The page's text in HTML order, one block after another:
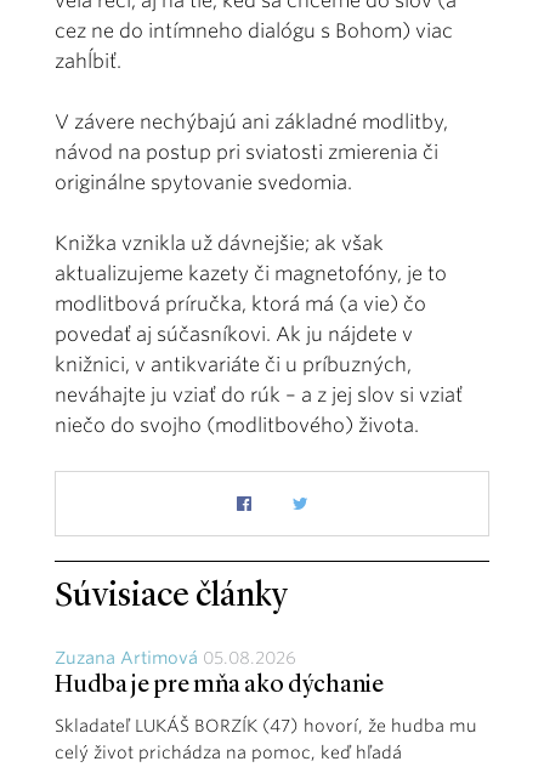
cez ne do intímneho dialógu s Bohom) viac
zahĺbiť.
V závere nechýbajú ani základné modlitby,
návod na postup pri sviatosti zmierenia či
originálne spytovanie svedomia.
Knižka vznikla už dávnejšie; ak však
aktualizujeme kazety či magnetofóny, je to
modlitbová príručka, ktorá má (a vie) čo
povedať aj súčasníkovi. Ak ju nájdete v
knižnici, v antikvariáte či u príbuzných,
neváhajte ju vziať do rúk – a z jej slov si vziať
niečo do svojho (modlitbového) života.
Súvisiace články
Zuzana Artimová 05.08.2026
Hudba je pre mňa ako dýchanie
Skladateľ LUKÁŠ BORZÍK (47) hovorí, že hudba mu
celý život prichádza na pomoc, keď hľadá